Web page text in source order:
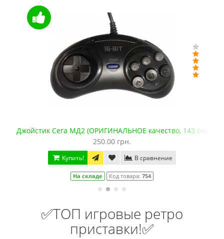
Картридж Сега Rockn Roll Racing (Гонки под рокнролл)
175.00 грн.
Купить! В сравнение
На складе Код товара: 833
✅ТОП игровые ретро
приставки!✅